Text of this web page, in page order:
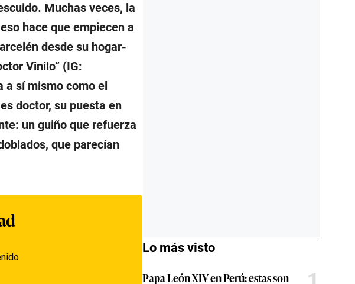
Muchas veces, la
hace que empiecen a
desde su hogar-
Vinilo” (IG:
a sí mismo como el
doctor, su puesta en
un guiño que refuerza
que parecían
Lo más visto
Papa León XIV en Perú: estas son